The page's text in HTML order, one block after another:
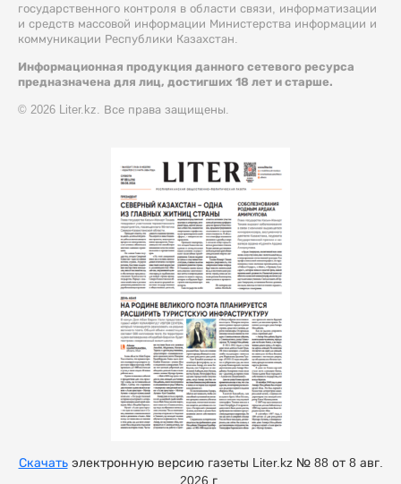
государственного контроля в области связи, информатизации
и средств массовой информации Министерства информации и
коммуникации Республики Казахстан.
Информационная продукция данного сетевого ресурса
предназначена для лиц, достигших 18 лет и старше.
© 2026 Liter.kz. Все права защищены.
Скачатьэлектронную версию газеты Liter.kz № 88 от 8 авг.
2026 г.